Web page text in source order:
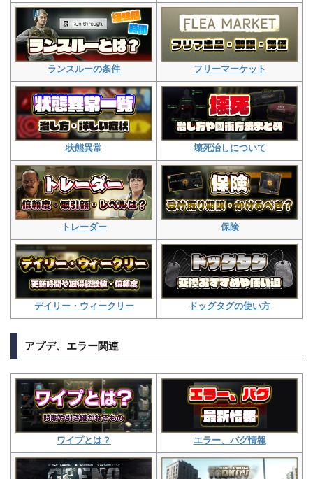
ランスルーの条件 フリーマーケット
状態異常 壊死治しについて
トレーダー 保険
デイリー・ウィークリー ドッグタグの使い方
アプデ、エラー関連
ワイプとは？ エラー、バグ情報